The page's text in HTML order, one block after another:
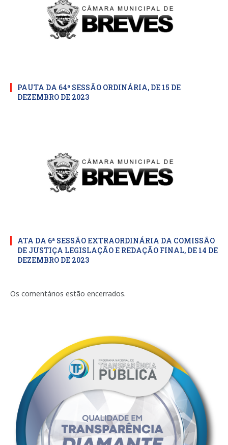
PAUTA DA 64ª SESSÃO ORDINÁRIA, DE 15 DE
DEZEMBRO DE 2023
ATA DA 6ª SESSÃO EXTRAORDINÁRIA DA COMISSÃO
DE JUSTIÇA LEGISLAÇÃO E REDAÇÃO FINAL, DE 14 DE
DEZEMBRO DE 2023
Os comentários estão encerrados.